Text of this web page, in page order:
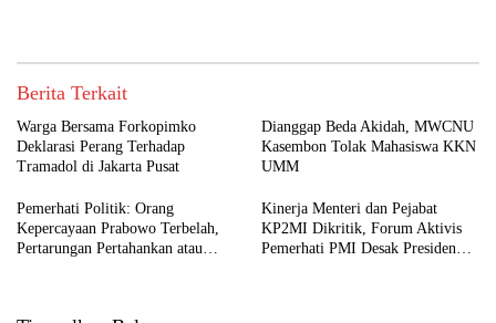
Berita Terkait
Warga Bersama Forkopimko
Deklarasi Perang Terhadap
Tramadol di Jakarta Pusat
Dianggap Beda Akidah, MWCNU
Kasembon Tolak Mahasiswa KKN
UMM
Pemerhati Politik: Orang
Kepercayaan Prabowo Terbelah,
Pertarungan Pertahankan atau
Kinerja Menteri dan Pejabat
KP2MI Dikritik, Forum Aktivis
Pemerhati PMI Desak Presiden